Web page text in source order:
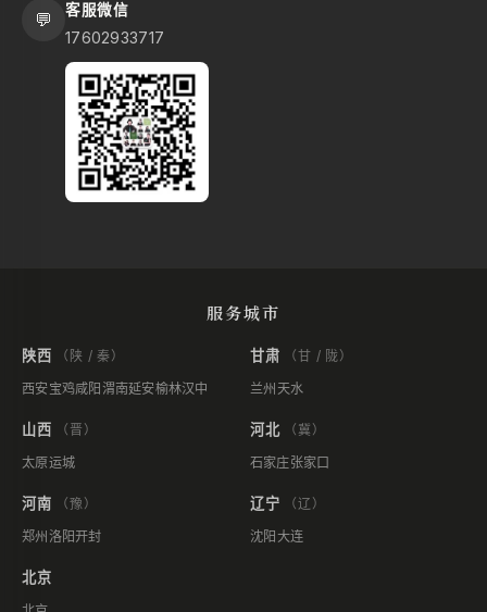
💬 客服微信
17602933717
服务城市
陕西
（陕 / 秦）
西安宝鸡咸阳 渭南延安榆林汉中
甘肃
（甘 / 陇）
兰州 天水
山西
（晋）
太原运城
河北
（冀）
石家庄张家口
河南
（豫）
郑州 洛阳开封
辽宁
（辽）
沈阳 大连
北京